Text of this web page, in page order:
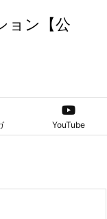
ョン【公
YouTube